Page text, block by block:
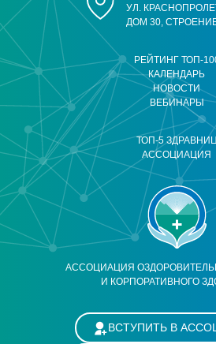
АССОЦИАЦИЯ
И КОРПОРАТИВНОГО
РЕЙТИНГ ТОП-
КАЛЕНДАРЬ
НОВОСТИ
ВЕБИНАРЫ
ТОП-5 ЗДРАВНИЦ
АССОЦИАЦИЯ
УЛ.
ДОМ 30,
ВСТУПИТЬ В